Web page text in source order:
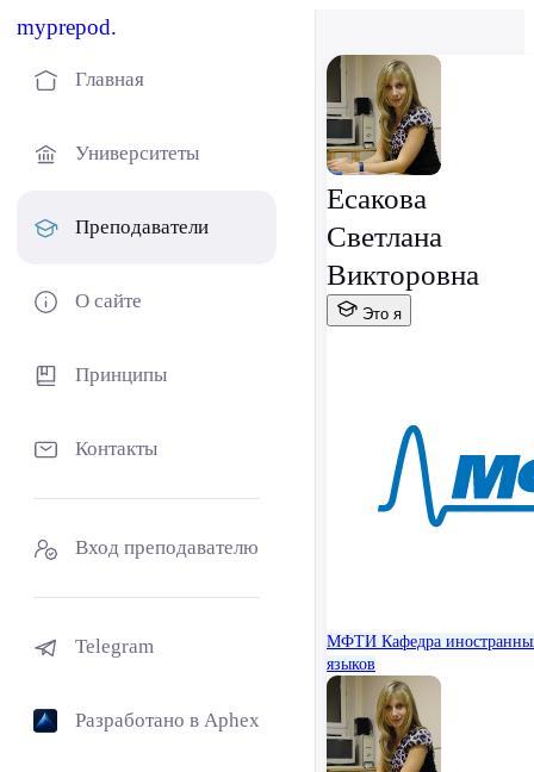
myprepod.
Главная
Университеты
Преподаватели
О сайте
Принципы
Контакты
Вход преподавателю
Telegram
Разработано в Aphex
Есакова
Светлана
Викторовна
Это я
МФТИ Кафедра
языков